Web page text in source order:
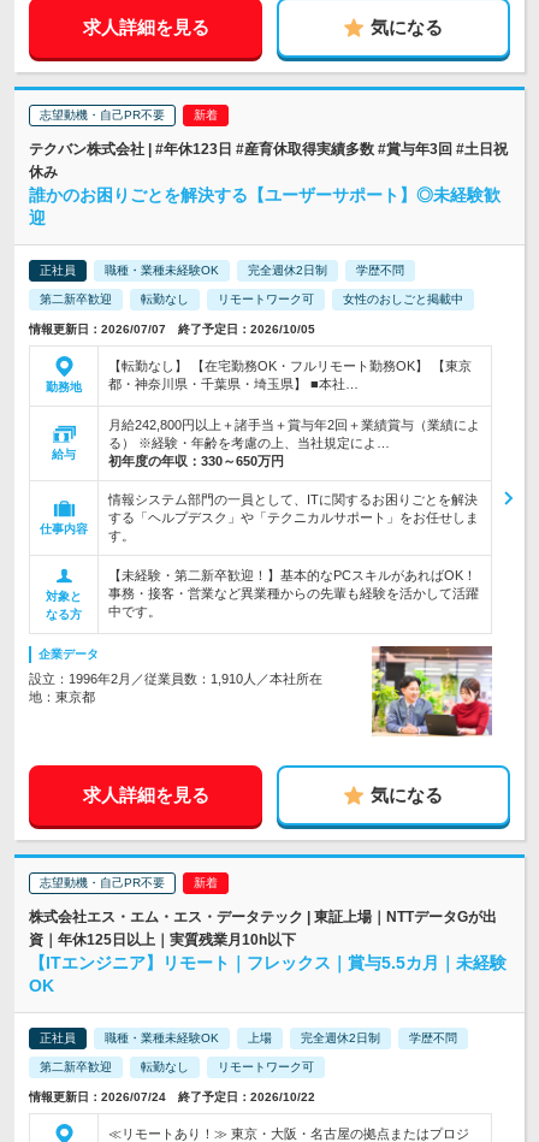
求人詳細を見る 気になる
志望動機・自己PR不要
テクバン株式会社 | #年休123日 #産育休取得実績多数 #賞与年3回 #土日祝
休み
誰かのお困りごとを解決する【ユーザーサポート】◎未経験歓
迎
正社員 職種・業種未経験OK 完全週休2日制 学歴不問
第二新卒歓迎 転勤なし リモートワーク可 女性のおしごと掲載中
情報更新日：2026/07/07 終了予定日：2026/10/05
勤務地
【転勤なし】 【在宅勤務OK・フルリモート勤務OK】 【東京
都・神奈川県・千葉県・埼玉県】 ■本社…
給与
月給242,800円以上＋諸手当＋賞与年2回＋業績賞与（業績によ
る） ※経験・年齢を考慮の上、当社規定によ…
初年度の年収： 330～650万円
仕事内容
情報システム部門の一員として、ITに関するお困りごとを解決
する「ヘルプデスク」や「テクニカルサポート」をお任せしま
す。
対象と
なる方
【未経験・第二新卒歓迎！】基本的なPCスキルがあればOK！
事務・接客・営業など異業種からの先輩も経験を活かして活躍
中です。
企業データ
設立：1996年2月／従業員数：1,910人／本社所在
地：東京都
求人詳細を見る 気になる
志望動機・自己PR不要
株式会社エス・エム・エス・データテック | 東証上場｜NTTデータGが出
資｜年休125日以上｜実質残業月10h以下
【ITエンジニア】リモート｜フレックス｜賞与5.5カ月｜未経験
OK
正社員 職種・業種未経験OK 上場 完全週休2日制 学歴不問
第二新卒歓迎 転勤なし リモートワーク可
情報更新日：2026/07/24 終了予定日：2026/10/22
≪リモートあり！≫ 東京・大阪・名古屋の拠点またはプロジ